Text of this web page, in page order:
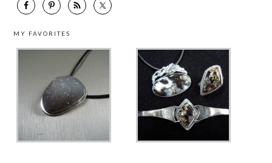
MY FAVORITES